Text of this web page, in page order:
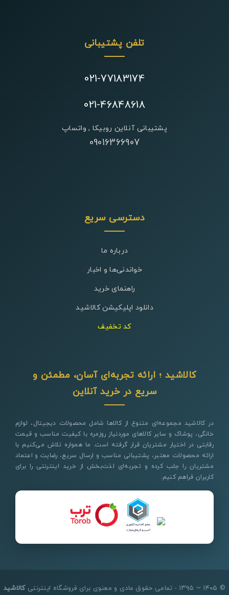
تلفن پشتیبانی
021-77183174
021-46848618
پشتیبانی آنلاین روبیکا , واتساپ
09016366907
دسترسی سریع
درباره ما
خواندنی‌ها و اخبار
راهنمای خرید
دانلود اپلیکیشن کالاشید
کد تخفیف
کالاشید ؛ ارائه تجربه‌ای آسان، مطمئن و
سریع در خرید آنلاین
در کالاشید مجموعه‌ای متنوع از کالاها شامل محصولات دیجیتال، لوازم
خانگی، پوشاک و سایر کالاهای موردنیاز روزمره با کیفیت مناسب و قیمت
رقابتی در اختیار مشتریان قرار گرفته است. ما همواره تلاش می‌کنیم با
ارائه محصولات معتبر، پشتیبانی مناسب و ارسال سریع، رضایت و اعتماد
مشتریان را جلب کرده و تجربه‌ای لذت‌بخش از خرید اینترنتی را برای
کاربران فراهم کنیم.
© ۱۴۰۵ ~ ۱۳۹۵ - تمامی حقوق مادی و معنوی برای فروشگاه اینترنتی کالاشید